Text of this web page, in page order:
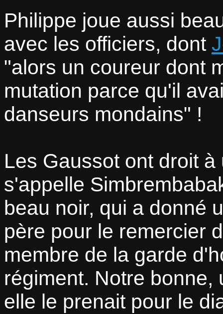
Philippe joue aussi
avec les officiers, dont
alors un coureur dont
mutation parce qu'il
danseurs mondains
!
Les Gaussot ont droit
s'appelle
beau noir, qui a donné
père pour le remercier
membre de la garde
régiment. Notre
elle le prenait pour le